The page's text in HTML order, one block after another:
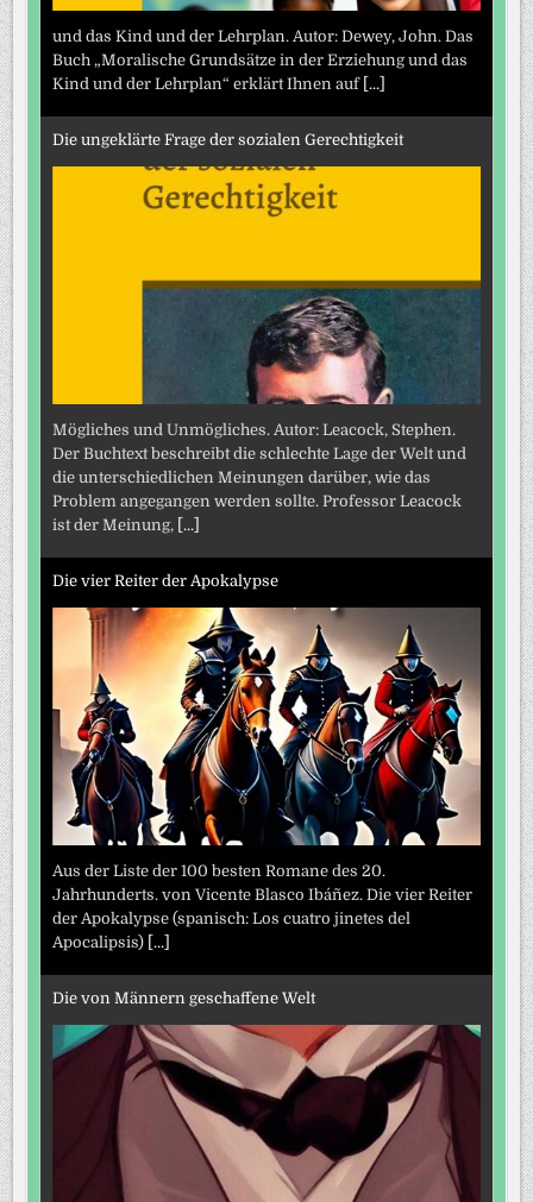
und das Kind und der Lehrplan. Autor: Dewey, John. Das
Buch „Moralische Grundsätze in der Erziehung und das
Kind und der Lehrplan“ erklärt Ihnen auf [...]
Die ungeklärte Frage der sozialen Gerechtigkeit
Mögliches und Unmögliches. Autor: Leacock, Stephen.
Der Buchtext beschreibt die schlechte Lage der Welt und
die unterschiedlichen Meinungen darüber, wie das
Problem angegangen werden sollte. Professor Leacock
ist der Meinung, [...]
Die vier Reiter der Apokalypse
Aus der Liste der 100 besten Romane des 20.
Jahrhunderts. von Vicente Blasco Ibáñez. Die vier Reiter
der Apokalypse (spanisch: Los cuatro jinetes del
Apocalipsis) [...]
Die von Männern geschaffene Welt